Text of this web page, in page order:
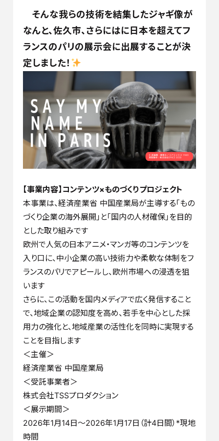
そんな我らの技術を結集したジャギ像が
なんと、佐久市、さらにはに日本を超えてフ
ランスのパリの展示会に出展することが決
定しました！
【事業内容】コンテンツ×ものづくりプロジェクト
本事業は、経済産業省 中国産業局が主導する「もの
づくり企業の海外展開」と「国内の人材確保」を目的
とした取り組みです
欧州で人気の日本アニメ・マンガ等のコンテンツを
入り口に、中小企業の高い技術力や柔軟な体制をフ
ランスのパリでアピールし、欧州市場への浸透を狙
います
さらに、この活動を国内メディアで広く発信すること
で、地域企業の認知度を高め、若手を中心とした採
用力の強化と、地域産業の活性化を同時に実現する
ことを目指します
＜主催＞
経済産業省 中国産業局
＜受託事業者＞
株式会社TSSプロダクション
＜展示期間＞
2026年1月14日～2026年1月17日（計4日間）*現地
時間